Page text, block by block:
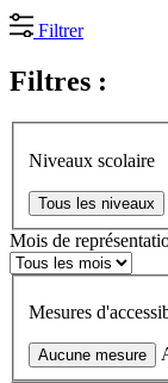
Filtrer
Filtres :
Niveaux scolaire
Tous les niveaux
Mois de
Mesures
Aucune mesure